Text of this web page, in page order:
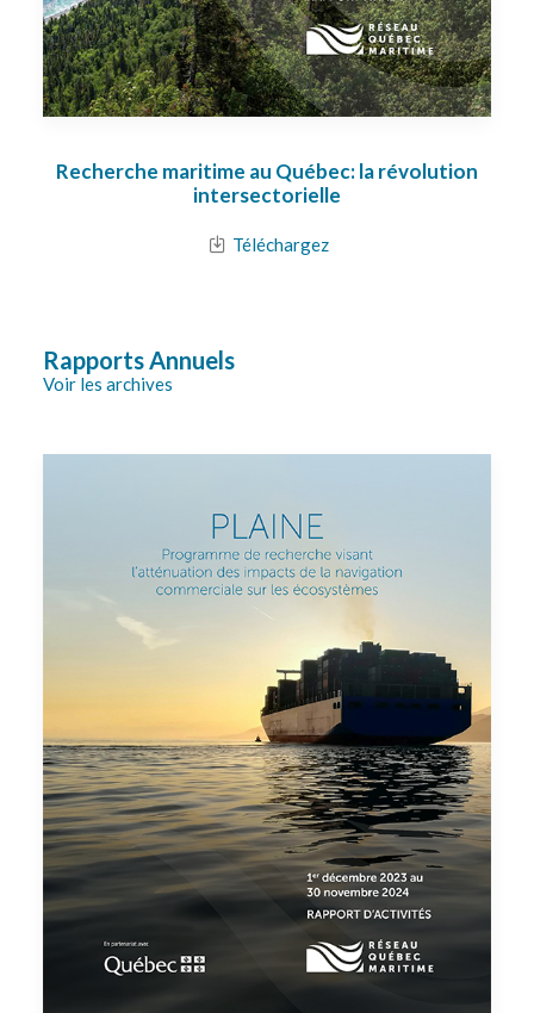
Recherche maritime au Québec: la révolution
intersectorielle
Téléchargez
Rapports Annuels
Voir les archives